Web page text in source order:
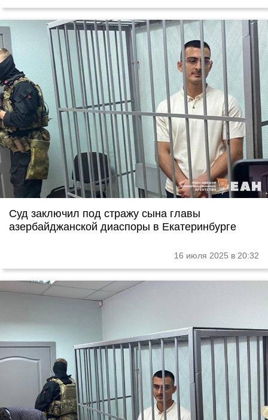
Суд заключил под стражу сына главы
азербайджанской диаспоры в Екатеринбурге
16 июля 2025 в 20:32